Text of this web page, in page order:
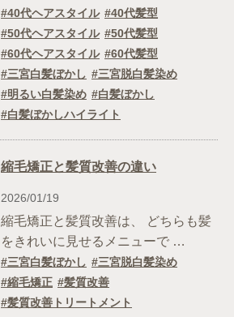
40代ヘアスタイル
40代髪型
50代ヘアスタイル
50代髪型
60代ヘアスタイル
60代髪型
三宮白髪ぼかし
三宮脱白髪染め
明るい白髪染め
白髪ぼかし
白髪ぼかしハイライト
縮毛矯正と髪質改善の違い
2026/01/19
縮毛矯正と髪質改善は、 どちらも髪
をきれいに見せるメニューで …
三宮白髪ぼかし
三宮脱白髪染め
縮毛矯正
髪質改善
髪質改善トリートメント